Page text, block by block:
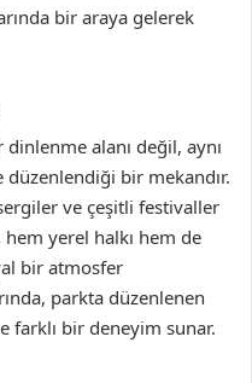
bir araya gelerek
dinlenme alanı değil, aynı
bir mekandır.
ve çeşitli festivaller
yerel halkı hem de
bir atmosfer
parkta düzenlenen
farklı bir deneyim sunar.